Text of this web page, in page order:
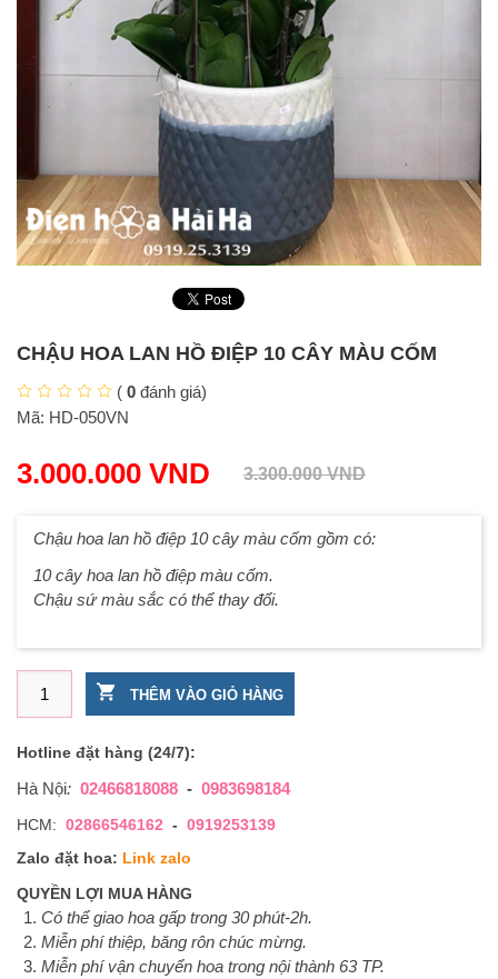
CHẬU HOA LAN HỒ ĐIỆP 10 CÂY MÀU CỐM
( 0 đánh giá)
Mã: HD-050VN
3.300.000VND
3.000.000 VND
Chậu hoa lan hồ điệp 10 cây màu cốm gồm có:
10 cây hoa lan hồ điệp màu cốm.
Chậu sứ màu sắc có thể thay đổi.
Chậu hoa lan hồ điệp 10 cây màu cốm số lượng
THÊM VÀO GIỎ HÀNG
Hotline đặt hàng (24/7):
Hà Nội: 02466818088 - 0983698184
HCM: 02866546162 - 0919253139
Zalo đặt hoa: Link zalo
QUYỀN LỢI MUA HÀNG
Có thể giao hoa gấp trong 30 phút-2h.
Miễn phí thiệp, băng rôn chúc mừng.
Miễn phí vận chuyển hoa trong nội thành 63 TP.